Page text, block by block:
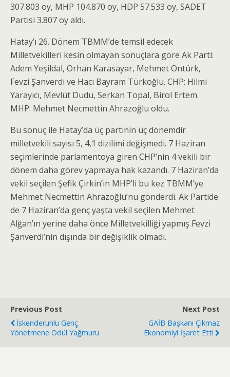
307.803 oy, MHP 104.870 oy, HDP 57.533 oy, SADET
Partisi 3.807 oy aldı.
Hatay’ı 26. Dönem TBMM’de temsil edecek
Milletvekilleri kesin olmayan sonuçlara göre Ak Parti:
Adem Yeşildal, Orhan Karasayar, Mehmet Öntürk,
Fevzi Şanverdi ve Hacı Bayram Türkoğlu. CHP: Hilmi
Yarayıcı, Mevlüt Dudu, Serkan Topal, Birol Ertem.
MHP: Mehmet Necmettin Ahrazoğlu oldu.
Bu sonuç ile Hatay’da üç partinin üç dönemdir
milletvekili sayısı 5, 4,1 dizilimi değişmedi. 7 Haziran
seçimlerinde parlamentoya giren CHP’nin 4 vekili bir
dönem daha görev yapmaya hak kazandı. 7 Haziran’da
vekil seçilen Şefik Çirkin’in MHP’li bu kez TBMM’ye
Mehmet Necmettin Ahrazoğlu’nu gönderdi. Ak Partide
de 7 Haziran’da genç yaşta vekil seçilen Mehmet
Alğan’ın yerine daha önce Milletvekilliği yapmış Fevzi
Şanverdi’nin dışında bir değişiklik olmadı.
Previous Post
İskenderunlu Genç
Yönetmene Ödül Yağmuru
Next Post
GAİB Başkanı Çıkmaz
Ekonomiyi İşaret Etti